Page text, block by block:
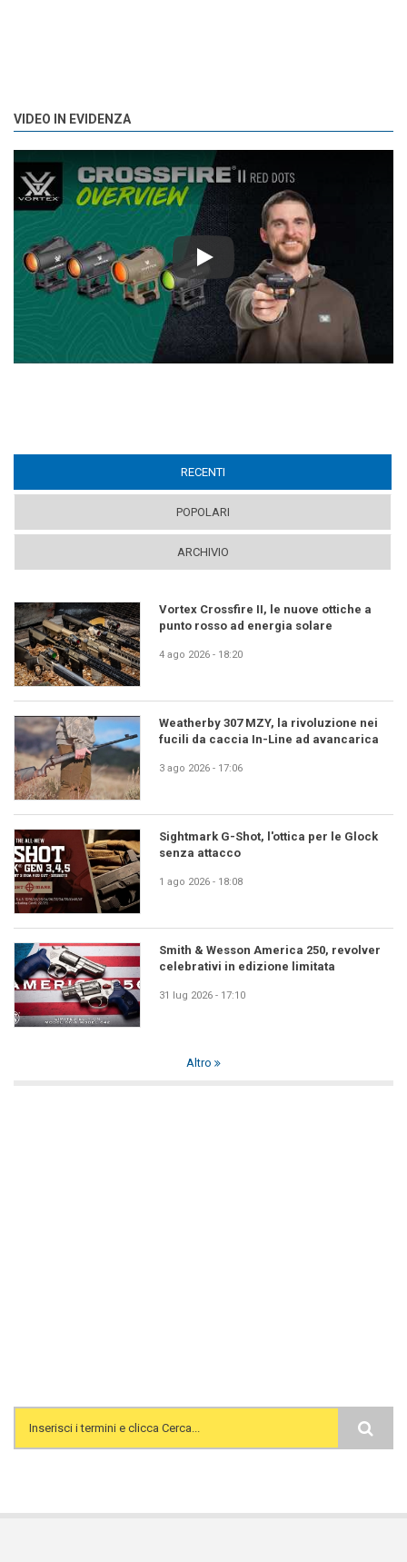
VIDEO IN EVIDENZA
Play
RECENTI
POPOLARI
ARCHIVIO
Vortex Crossfire II, le nuove ottiche a
punto rosso ad energia solare
4 ago 2026 - 18:20
Weatherby 307 MZY, la rivoluzione nei
fucili da caccia In-Line ad avancarica
3 ago 2026 - 17:06
Sightmark G-Shot, l'ottica per le Glock
senza attacco
1 ago 2026 - 18:08
Smith & Wesson America 250, revolver
celebrativi in edizione limitata
31 lug 2026 - 17:10
Altro
Search form